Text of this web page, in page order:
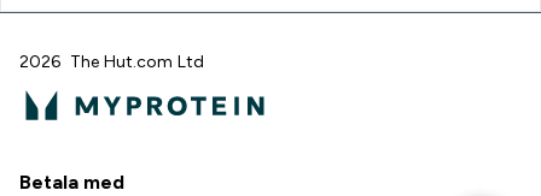
2026 The Hut.com Ltd
Betala med